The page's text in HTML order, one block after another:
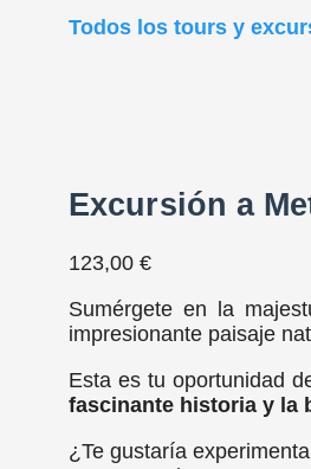
Todos los tours y
Excursión a
123,00 €
Sumérgete en la
impresionante paisaje
Esta es tu oportunidad
fascinante historia y la
¿Te gustaría